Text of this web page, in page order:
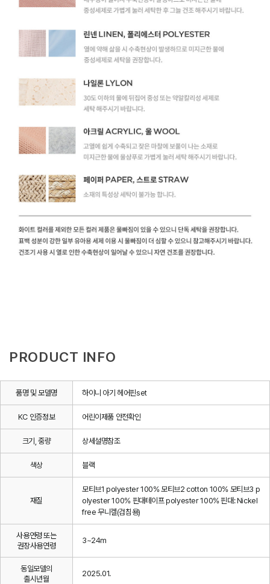
PRODUCT INFO
품명 및 모델명 하이니 아기 헤어핀set
KC 인증정보 어린이제품 안전확인
크기, 중량 상세설명참조
색상 블랙
재질
모티브1 polyester 100% 모티브2 cotton 100% 모티브3 p
olyester 100% 핀대테이프 polyester 100% 핀대: Nickel
free 무니켈(검침용)
사용연령 또는
권장사용연령
3~24m
동일모델의
출시년월
2025.01.